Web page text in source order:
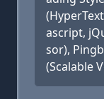
ascript,
sor),
(Scalable